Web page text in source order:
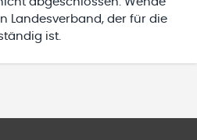
Landesverband, der für die
ist.